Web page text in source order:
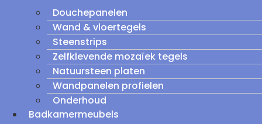
Douchepanelen
Wand & vloertegels
Steenstrips
Zelfklevende mozaïek tegels
Natuursteen platen
Wandpanelen profielen
Onderhoud
Badkamermeubels